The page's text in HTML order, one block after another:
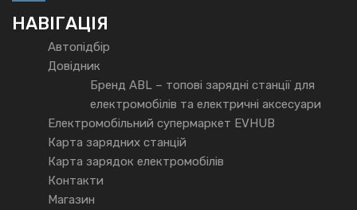
НАВІГАЦІЯ
Автопідбір
Довідник
Бренд ABL – топові зарядні станції для
електромобілів та електричні аксесуари
Електромобільний супермаркет EVHUB
Карта зарядних станцій
Карта зарядок електромобілів
Контакти
Магазин